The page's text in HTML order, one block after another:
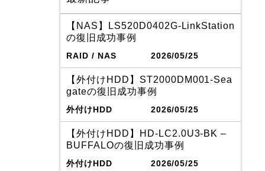
【NAS】LS520D0402G-LinkStation
の復旧成功事例
RAID / NAS 2026/05/25
【外付けHDD】ST2000DM001-Sea
gateの復旧成功事例
外付けHDD 2026/05/25
【外付けHDD】HD-LC2.0U3-BK –
BUFFALOの復旧成功事例
外付けHDD 2026/05/25